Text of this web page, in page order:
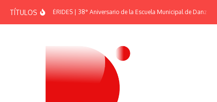
TÍTULOS EFEMÉRIDES | 38° Aniversario de la Escuela Municipal de Danzas